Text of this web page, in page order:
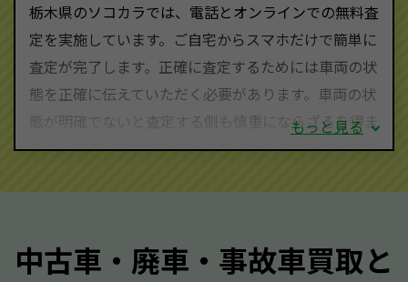
590-870）までお問い合わせ下さい。
査定・ご相談・見積もりはすべて無料で行います。安
心してお問い合わせください。
栃木県のソコカラでは、電話とオンラインでの無料査
定を実施しています。ご自宅からスマホだけで簡単に
査定が完了します。正確に査定するためには車両の状
態を正確に伝えていただく必要があります。車両の状
態が明確でないと査定する側も慎重にならざるを得ま
せん。廃車・事故車査定する際はできるだけ車検証を
質問させていただく内容は以下の通りとなります。
もっと見る
中古車・廃車・事故車買取と